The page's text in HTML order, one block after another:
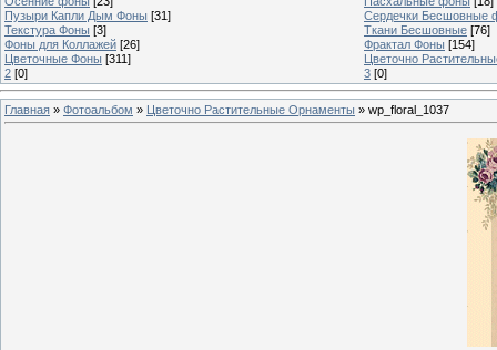
Пузыри Капли Дым Фоны [31]
Сердечки Бесшовные
Текстура Фоны [3] Ткани Бесшовные [76]
Фоны для Коллажей [26] Фрактал Фоны [154]
Цветочные Фоны [311]
Цветочно
2 [0] 3 [0]
Главная » Фотоальбом » Цветочно Растительные Орнаменты » wp_floral_1037